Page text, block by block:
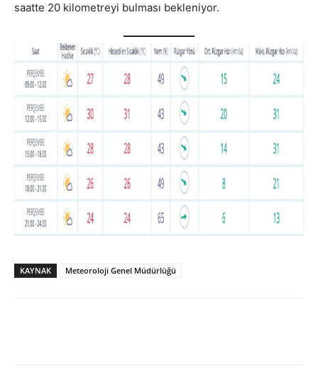
saatte 20 kilometreyi bulması bekleniyor.
KAYNAK Meteoroloji Genel Müdürlüğü